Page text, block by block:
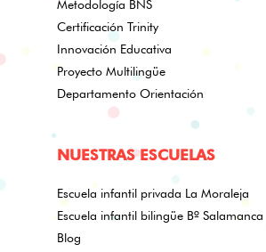
Metodología BNS
Certificación Trinity
Innovación Educativa
Proyecto Multilingüe
Departamento Orientación
NUESTRAS ESCUELAS
Escuela infantil privada La Moraleja
Escuela infantil bilingüe Bº Salamanca
Blog